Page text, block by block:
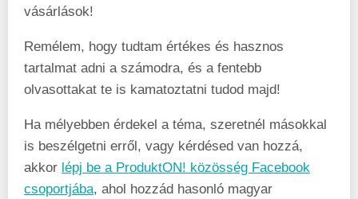
vásárlások!
Remélem, hogy tudtam értékes és hasznos
tartalmat adni a számodra, és a fentebb
olvasottakat te is kamatoztatni tudod majd!
Ha mélyebben érdekel a téma, szeretnél másokkal
is beszélgetni erről, vagy kérdésed van hozzá,
akkor lépj be a ProduktON! közösség Facebook
csoportjába, ahol hozzád hasonló magyar